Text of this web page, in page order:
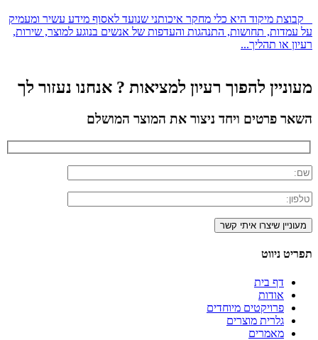
קבוצת מיקוד היא כלי מחקר איכותני שנועד לאסוף מידע עשיר ומעמיק
על עמדות, תחושות, התנהגות והעדפות של אנשים בנוגע למוצר, שירות,
רעיון או תהליך...
מעוניין להפוך רעיון למציאות ? אנחנו נעזור לך
השאר פרטים ויחד ניצור את המוצר המושלם
תפריט ניווט
דף בית
אודות
פרויקטים מיוחדים
גלרית מוצרים
מאמרים